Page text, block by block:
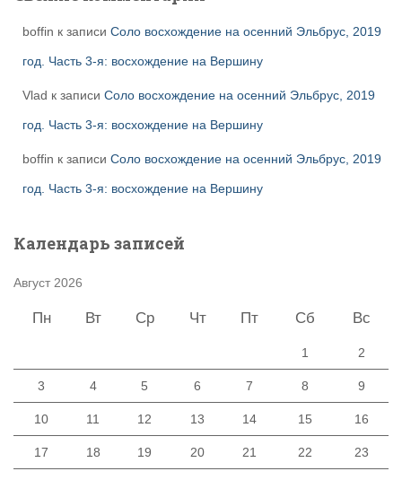
boffin к записи Соло восхождение на осенний Эльбрус, 2019
год. Часть 3-я: восхождение на Вершину
Vlad к записи Соло восхождение на осенний Эльбрус, 2019
год. Часть 3-я: восхождение на Вершину
boffin к записи Соло восхождение на осенний Эльбрус, 2019
год. Часть 3-я: восхождение на Вершину
Календарь записей
Август 2026
Пн Вт Ср Чт Пт Сб Вс
1 2
3 4 5 6 7 8 9
10 11 12 13 14 15 16
17 18 19 20 21 22 23